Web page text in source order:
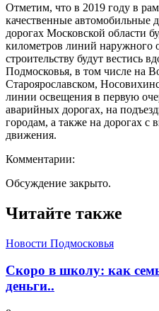
Отметим, что в 2019 году в
качественные автомобильные
дорогах Московской области
километров линий наружного
строительству будут вестись
Подмосковья, в том числе на
Староярославском,
линии освещения в первую
аварийных дорогах, на
городам, а также на дорогах с
движения.
Комментарии:
Обсуждение закрыто.
Читайте также
Новости Подмосковья
Скоро в школу: как
деньги..